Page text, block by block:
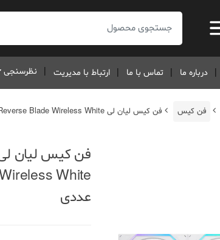
جستجو:
درباره ما تماس با ما ارتباط با مدیریت نظرسنجی
فن کیس فن کیس لیان لی UNI FAN TL120 LCD Reverse Blade Wireless White بسته 3 عددی
عددی